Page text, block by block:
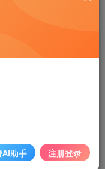
介绍在系统安装过
上的硬盘，不能继
AI助手 注册登录